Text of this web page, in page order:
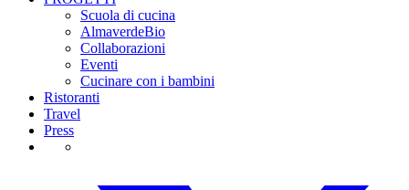
Scuola di cucina
AlmaverdeBio
Collaborazioni
Eventi
Cucinare con i bambini
Ristoranti
Travel
Press